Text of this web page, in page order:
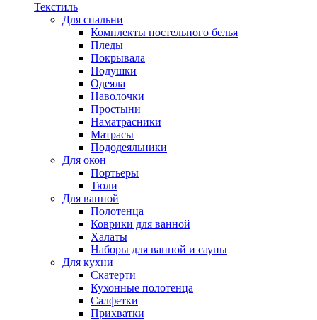
Текстиль
Для спальни
Комплекты постельного белья
Пледы
Покрывала
Подушки
Одеяла
Наволочки
Простыни
Наматрасники
Матрасы
Пододеяльники
Для окон
Портьеры
Тюли
Для ванной
Полотенца
Коврики для ванной
Халаты
Наборы для ванной и сауны
Для кухни
Скатерти
Кухонные полотенца
Салфетки
Прихватки